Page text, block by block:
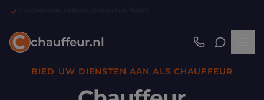
chauffeur.nl
BIED UW DIENSTEN AAN ALS CHAUFFEUR